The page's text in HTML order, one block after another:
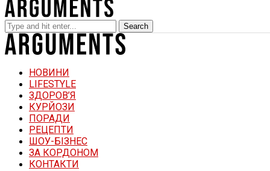
Search
НОВИНИ
LIFESTYLE
ЗДОРОВ’Я
КУРЙОЗИ
ПОРАДИ
РЕЦЕПТИ
ШОУ-БІЗНЕС
ЗА КОРДОНОМ
КОНТАКТИ